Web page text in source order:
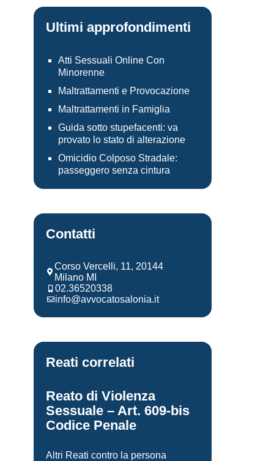
Ultimi approfondimenti
Atti Sessuali Online Con
Minorenne
Maltrattamenti e Provocazione
Maltrattamenti in Famiglia
Guida sotto stupefacenti: va
provato lo stato di alterazione
Omicidio Colposo Stradale:
passeggero senza cintura
Contatti
Corso Vercelli, 11, 20144
Milano MI
02.36520338
info@avvocatosalonia.it
Reati correlati
Reato di Violenza
Sessuale – Art. 609-bis
Codice Penale
Altri Reati contro la persona